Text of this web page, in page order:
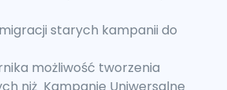
starych kampanii do
możliwość tworzenia